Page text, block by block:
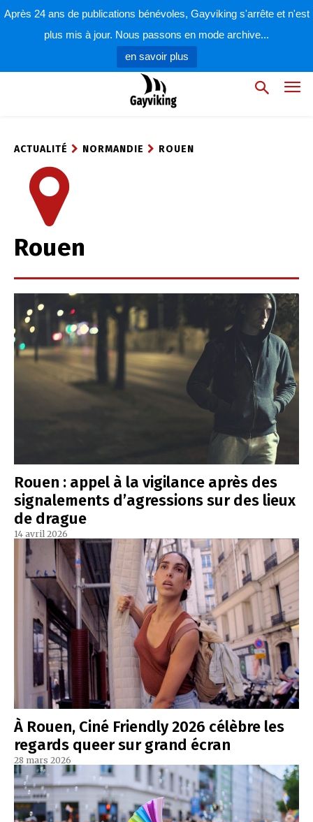
Après 24 ans de publications bénévoles, Gayviking s'arrête et n'est
plus mis à jour. Nous passons en mode archive...
en savoir plus
ACTUALITÉ NORMANDIE ROUEN
Rouen
Rouen : appel à la vigilance après des
signalements d’agressions sur des lieux
de drague
14 avril 2026
À Rouen, Ciné Friendly 2026 célèbre les
regards queer sur grand écran
28 mars 2026